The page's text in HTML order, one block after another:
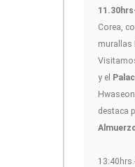
Corea,
murallas
y el
destaca